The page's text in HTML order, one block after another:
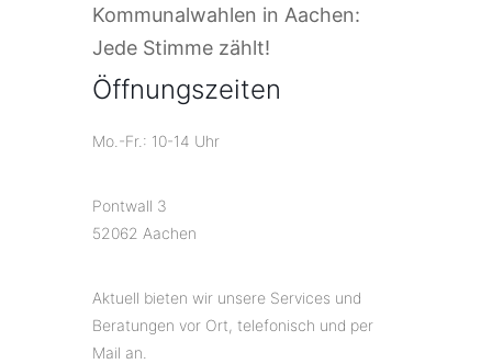
Kommunalwahlen in Aachen:
Jede Stimme zählt!
Öffnungszeiten
Mo.-Fr.: 10-14 Uhr
Pontwall 3
52062 Aachen
Aktuell bieten wir unsere Services und
Beratungen vor Ort, telefonisch und per
Mail an.